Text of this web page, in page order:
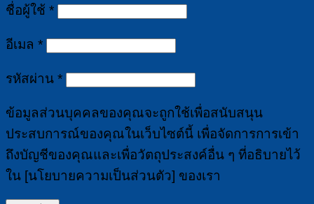
ชื่อผู้ใช้ *ต้องการ
อีเมล *ต้องการ
รหัสผ่าน *ต้องการ
ข้อมูลส่วนบุคคลของคุณจะถูกใช้เพื่อสนับสนุน
ประสบการณ์ของคุณในเว็บไซต์นี้ เพื่อจัดการการเข้า
ถึงบัญชีของคุณและเพื่อวัตถุประสงค์อื่น ๆ ที่อธิบายไว้
ใน [นโยบายความเป็นส่วนตัว] ของเรา